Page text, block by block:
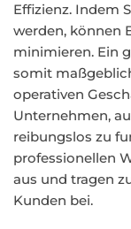
Effizienz. Indem
werden, können
minimieren. Ein
somit
operativen
Unternehmen,
reibungslos zu
professionellen
aus und tragen
Kunden bei.